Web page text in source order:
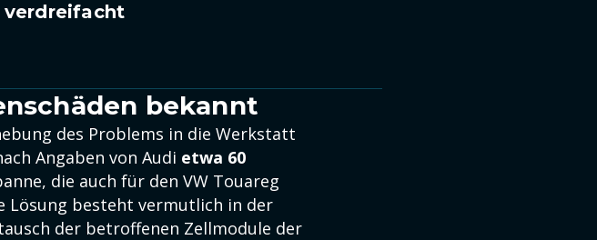
verdreifacht
bekannt
des Problems in die Werkstatt
Angaben von Audi etwa 60
die auch für den VW Touareg
Lösung besteht vermutlich in der
der betroffenen Zellmodule der